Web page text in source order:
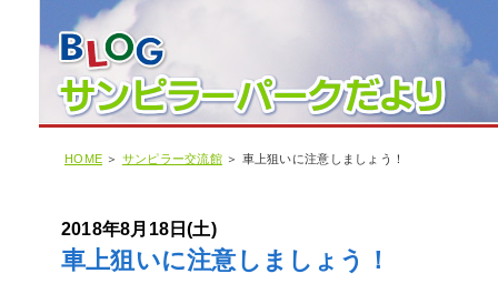
HOME ＞ サンピラー交流館＞ 車上狙いに注意しましょう！
2018年8月18日(土)
車上狙いに注意しましょう！